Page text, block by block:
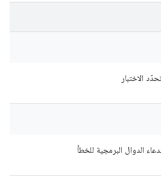
الاختبار
الدوال البرمجية للخطأ